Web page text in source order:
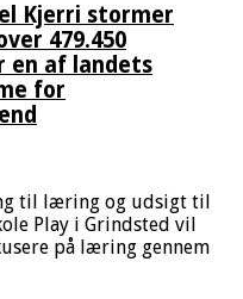
Kjerri stormer
479.450
en af landets
for
til læring og udsigt til
Play i Grindsted vil
på læring gennem